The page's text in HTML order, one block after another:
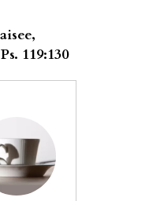
119:130